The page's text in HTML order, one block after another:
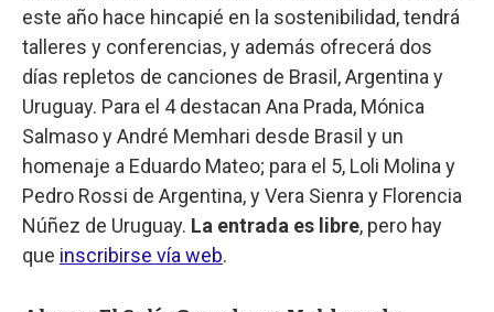
este año hace hincapié en la sostenibilidad, tendrá
talleres y conferencias, y además ofrecerá dos
días repletos de canciones de Brasil, Argentina y
Uruguay. Para el 4 destacan Ana Prada, Mónica
Salmaso y André Memhari desde Brasil y un
homenaje a Eduardo Mateo; para el 5, Loli Molina y
Pedro Rossi de Argentina, y Vera Sienra y Florencia
Núñez de Uruguay. La entrada es libre, pero hay
que inscribirse vía web.